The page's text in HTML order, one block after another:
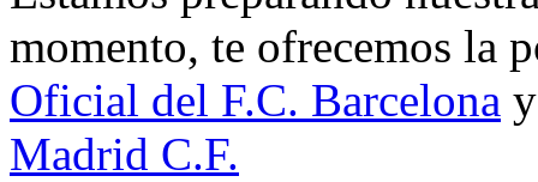
momento, te ofrecemos la
Oficial del F.C. Barcelona
Madrid C.F.